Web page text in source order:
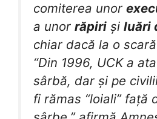
comiterea unor
a unor răpiri și luări
chiar dacă la o
“Din 1996, UCK a
sârbă, dar și pe
fi rămas “loiali” față